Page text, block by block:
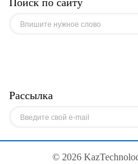
Поиск по сайту
Рассылка
© 2026